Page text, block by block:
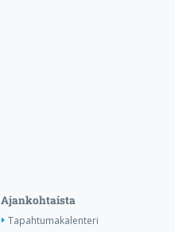
Ajankohtaista
Tapahtumakalenteri